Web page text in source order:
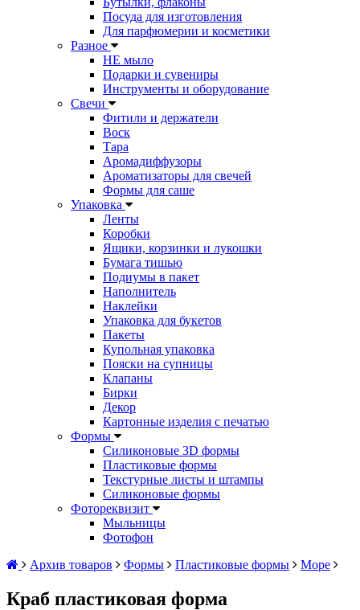
Посуда для изготовления
Для парфюмерии и косметики
Разное
НЕ мыло
Подарки и сувениры
Инструменты и оборудование
Свечи
Фитили и держатели
Воск
Тара
Аромадиффузоры
Ароматизаторы для свечей
Формы для саше
Упаковка
Ленты
Коробки
Ящики, корзинки и лукошки
Бумага тишью
Подиумы в пакет
Наполнитель
Наклейки
Упаковка для букетов
Пакеты
Купольная упаковка
Пояски на супницы
Клапаны
Бирки
Декор
Картонные изделия с печатью
Формы
Силиконовые 3D формы
Пластиковые формы
Текстурные листы и штампы
Силиконовые формы
Фотореквизит
Мыльницы
Фотофон
Архив товаров
Формы Пластиковые формы Море
Краб пластиковая форма